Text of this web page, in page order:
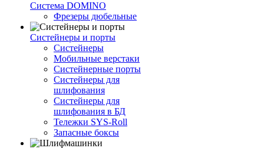
Система DOMINO
Фрезеры дюбельные
Систейнеры и порты
Систейнеры
Мобильные верстаки
Систейнерные порты
Систейнеры для
шлифования
Систейнеры для
шлифования в БД
Тележки SYS-Roll
Запасные боксы